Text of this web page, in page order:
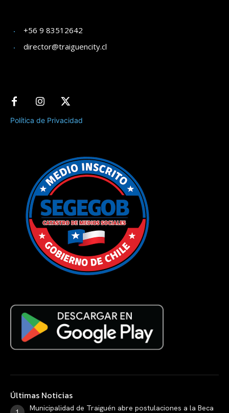
+56 9 83512642
director@traiguencity.cl
Política de Privacidad
Últimas Noticias
Municipalidad de Traiguén abre postulaciones a la Beca